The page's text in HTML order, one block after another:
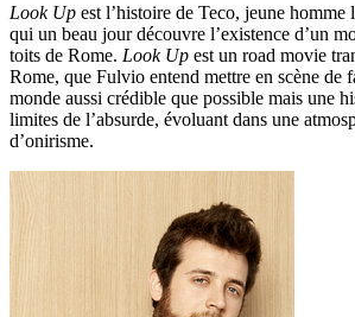
Look Up est l’histoire de Teco, jeune homme
qui un beau jour découvre l’existence d’un
toits de Rome. Look Up est un road movie
Rome, que Fulvio entend mettre en scène de
monde aussi crédible que possible mais une
limites de l’absurde, évoluant dans une
d’onirisme.